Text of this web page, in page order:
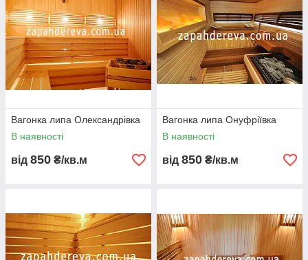
Вагонка липа Олександрівка
В наявності
від 850 ₴/кв.м
Вагонка липа Онуфріївка
В наявності
від 850 ₴/кв.м